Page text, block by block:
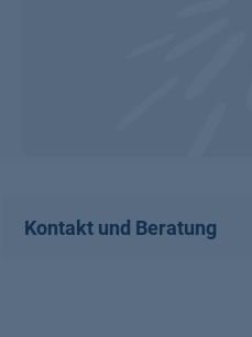
Kontakt und Beratung